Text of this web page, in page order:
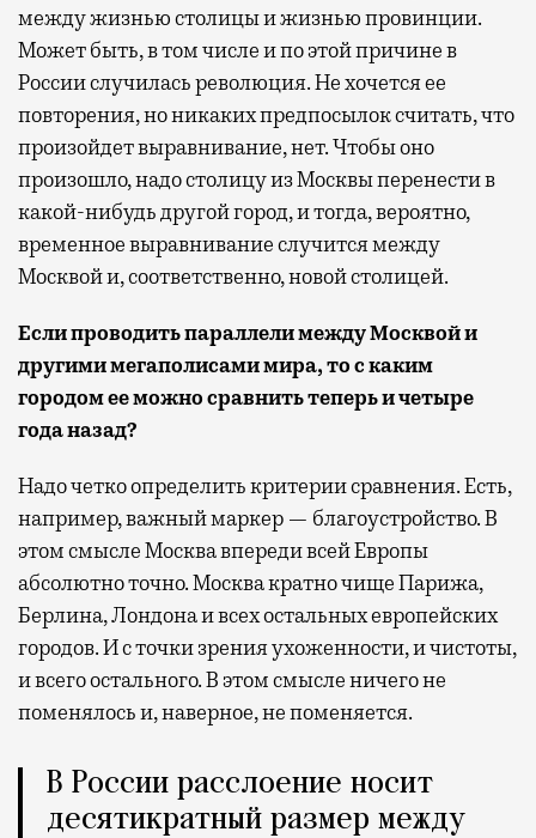
между жизнью столицы и жизнью провинции.
Может быть, в том числе и по этой причине в
России случилась революция. Не хочется ее
повторения, но никаких предпосылок считать, что
произойдет выравнивание, нет. Чтобы оно
произошло, надо столицу из Москвы перенести в
какой-нибудь другой город, и тогда, вероятно,
временное выравнивание случится между
Москвой и, соответственно, новой столицей.
Если проводить параллели между Москвой и
другими мегаполисами мира, то с каким
городом ее можно сравнить теперь и четыре
года назад?
Надо четко определить критерии сравнения. Есть,
например, важный маркер — благоустройство. В
этом смысле Москва впереди всей Европы
абсолютно точно. Москва кратно чище Парижа,
Берлина, Лондона и всех остальных европейских
городов. И с точки зрения ухоженности, и чистоты,
и всего остального. В этом смысле ничего не
поменялось и, наверное, не поменяется.
В России расслоение носит
десятикратный размер между